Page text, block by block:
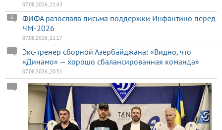
07.08.2026, 21:43
ФИФА разослала письма поддержки Инфантино перед
ЧМ-2026
6
07.08.2026, 21:17
Экс-тренер сборной Азербайджана: «Видно, что
«Динамо» — хорошо сбалансированная команда»
07.08.2026, 20:51